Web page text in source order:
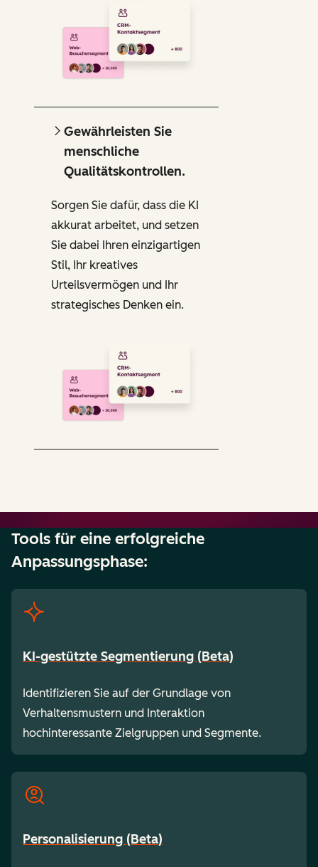
Gewährleisten Sie
menschliche
Qualitätskontrollen.
Sorgen Sie dafür, dass die KI
akkurat arbeitet, und setzen
Sie dabei Ihren einzigartigen
Stil, Ihr kreatives
Urteilsvermögen und Ihr
strategisches Denken ein.
Tools für eine erfolgreiche
Anpassungsphase:
KI-gestützte Segmentierung (Beta)
Identifizieren Sie auf der Grundlage von
Verhaltensmustern und Interaktion
hochinteressante Zielgruppen und Segmente.
Personalisierung (Beta)